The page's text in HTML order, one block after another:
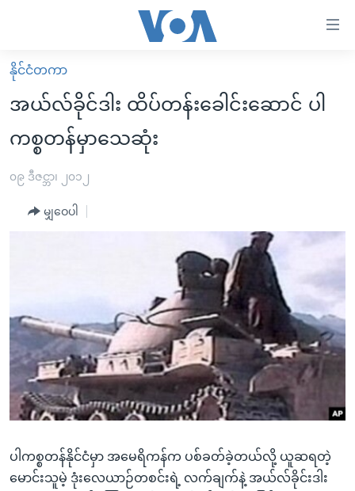
လွယ်ကူ
စေ
များ
ရန်
ပင်မ
အ
စာမျက်နှာ
သို့
ကျော်
မူလစာမျက်နှာ
မြန်မာ
ကမ္ဘာ့သတင်းများ
နိုင်ငံတကာ
ဗွီဒီယို
ရပ်ဝန်းတခု လမ်းတခု အလွန်
မကြေးမုံရဲ့ အင်္ဂလိပ်စာ
ရုပ်ရှင်ထဲက အင်္ဂလိပ်စာ
သုတပဒေသာ အင်္ဂလိပ်စာ
ရေဒီယိုနှင့်ရုပ်သံ အချက်အလက်များ
ရေဒီယို/တီဗွီအစီအစဉ်
Learning English
ဗွီအိုအေ လူမှုကွန်ယက်များ
နိုင်ငံတကာ
အယ်လ်ခိုင်ဒါး ထိပ်တန်းခေါင်းဆောင် ပါ
ကစ္စတန်မှာသေဆုံး
၀၉ ဒီဇင္ဘာ၊ ၂၀၁၂
မျှဝေပါ
ပါကစ္စတန်နိုင်ငံမှာ အမေရိကန်က ပစ်ခတ်ခဲ့တယ်လို့ ယူဆရတဲ့
မောင်းသူမဲ့ ဒုံးလေယာဉ်တစင်းရဲ့ လက်ချက်နဲ့ အယ်လ်ခိုင်းဒါး